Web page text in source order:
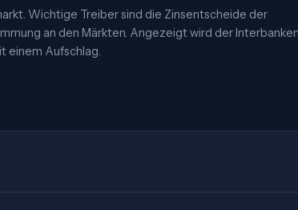
Wichtige Treiber sind die Zinsentscheide der
an den Märkten. Angezeigt wird der
einem Aufschlag.